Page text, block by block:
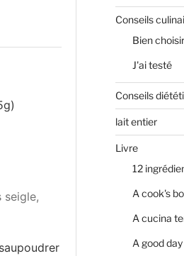
seigle,
Conseils
Bien
J'ai testé
Conseils
lait entier
Livre
12
A cook's
A cucina
A good